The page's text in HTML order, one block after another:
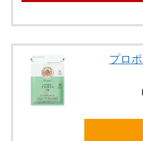
プロ